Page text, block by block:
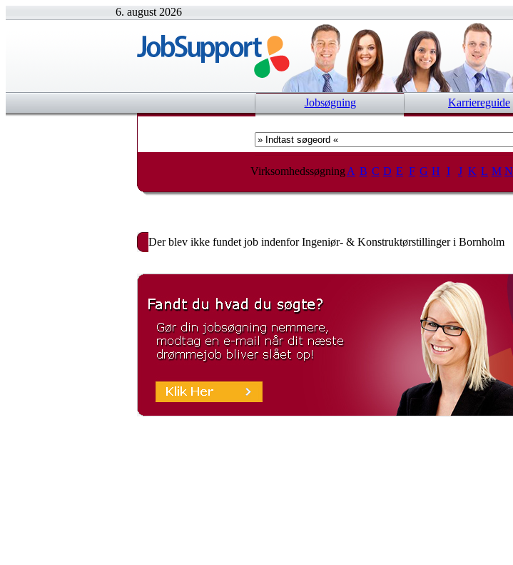
6. august 2026
Jobsøgning Karriereguide
Virksomhedssøgning A B C D E F G H I J K L M N
Der blev ikke fundet job indenfor Ingeniør- & Konstruktørstillinger i Bornholm